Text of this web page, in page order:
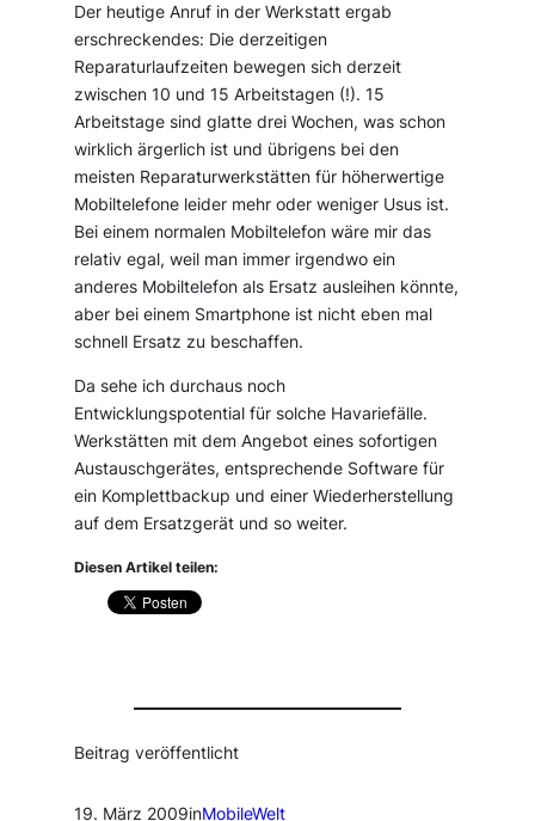
Der heutige Anruf in der Werkstatt ergab
erschreckendes: Die derzeitigen
Reparaturlaufzeiten bewegen sich derzeit
zwischen 10 und 15 Arbeitstagen (!). 15
Arbeitstage sind glatte drei Wochen, was schon
wirklich ärgerlich ist und übrigens bei den
meisten Reparaturwerkstätten für höherwertige
Mobiltelefone leider mehr oder weniger Usus ist.
Bei einem normalen Mobiltelefon wäre mir das
relativ egal, weil man immer irgendwo ein
anderes Mobiltelefon als Ersatz ausleihen könnte,
aber bei einem Smartphone ist nicht eben mal
schnell Ersatz zu beschaffen.
Da sehe ich durchaus noch
Entwicklungspotential für solche Havariefälle.
Werkstätten mit dem Angebot eines sofortigen
Austauschgerätes, entsprechende Software für
ein Komplettbackup und einer Wiederherstellung
auf dem Ersatzgerät und so weiter.
Diesen Artikel teilen:
Beitrag veröffentlicht
19. März 2009inMobileWelt